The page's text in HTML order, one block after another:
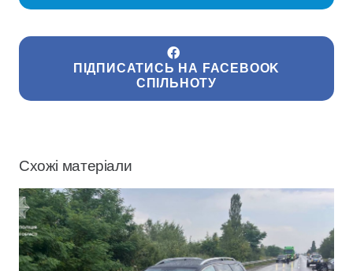
ПІДПИСАТИСЬ НА FACEBOOK
СПІЛЬНОТУ
Схожі матеріали